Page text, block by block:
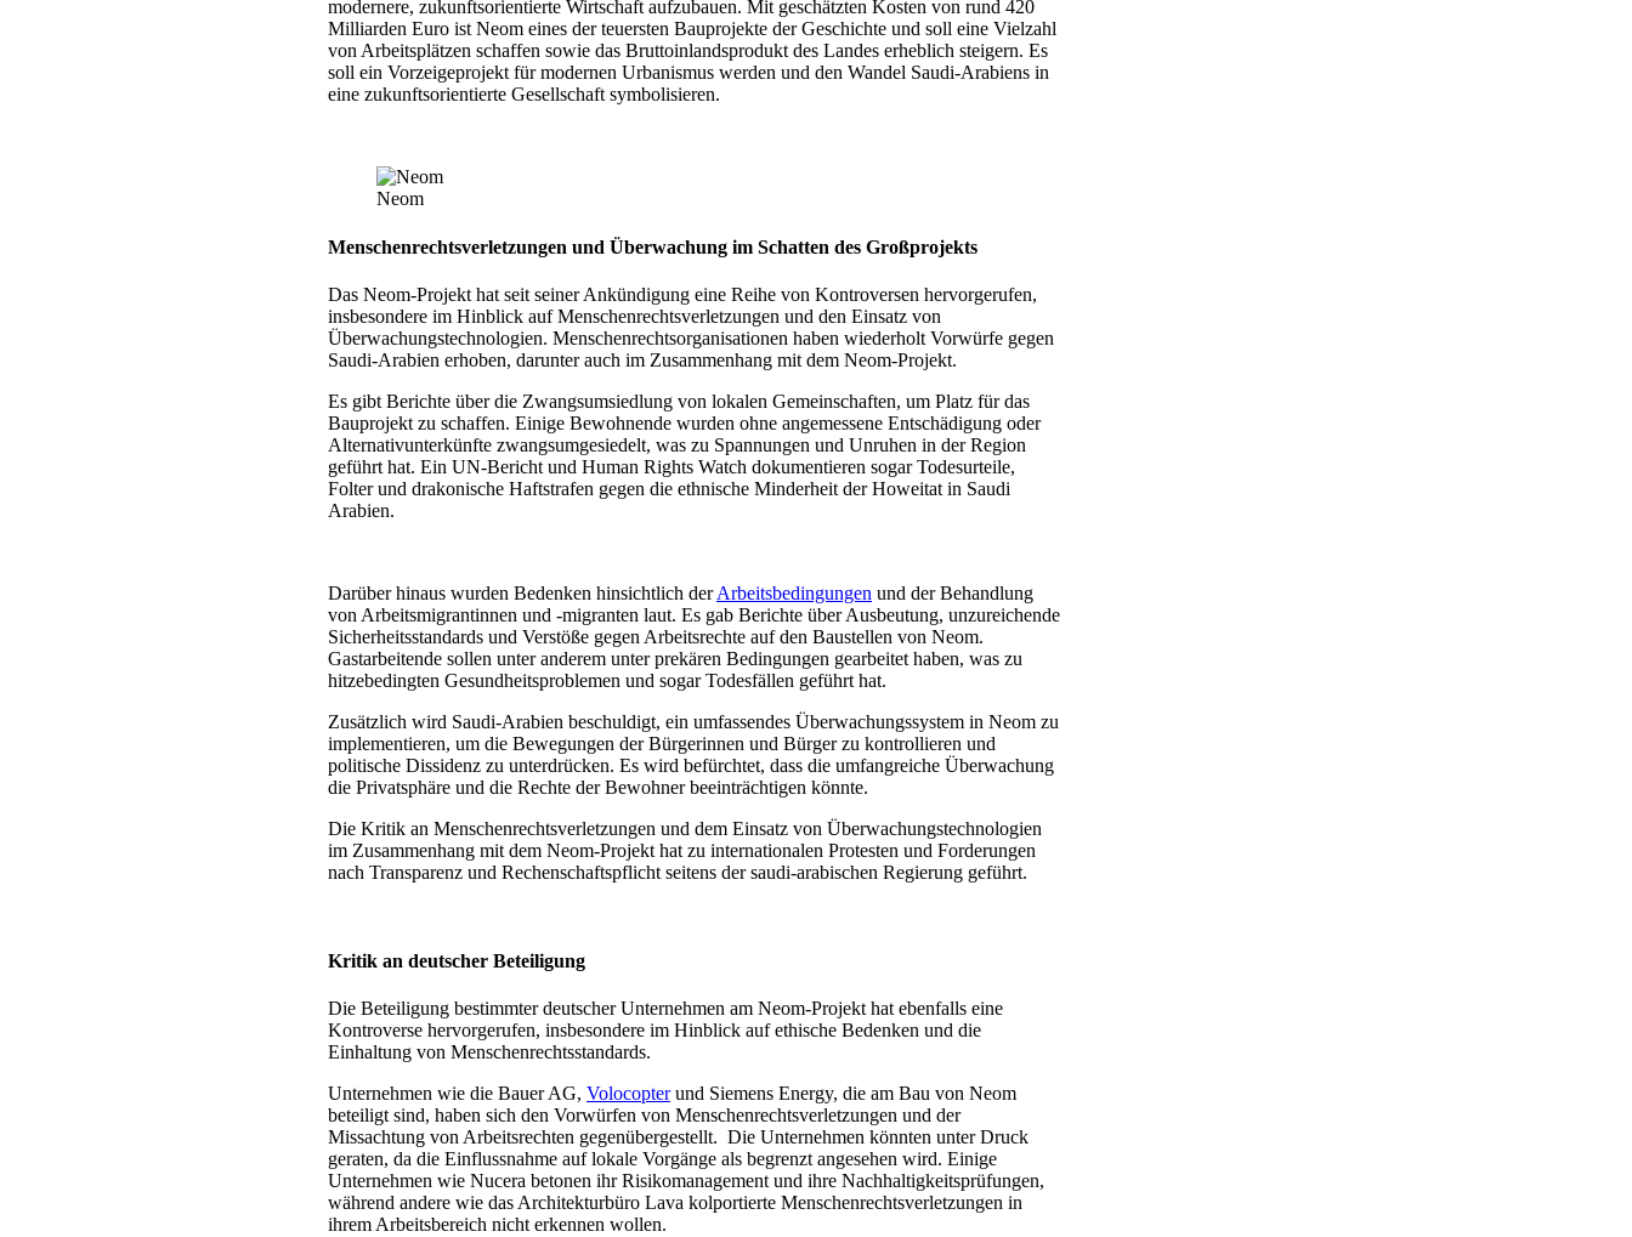
modernere, zukunftsorientierte Wirtschaft aufzubauen. Mit geschätzten Kosten von rund 420
Milliarden Euro ist Neom eines der teuersten Bauprojekte der Geschichte und soll eine Vielzahl
von Arbeitsplätzen schaffen sowie das Bruttoinlandsprodukt des Landes erheblich steigern. Es
soll ein Vorzeigeprojekt für modernen Urbanismus werden und den Wandel Saudi-Arabiens in
eine zukunftsorientierte Gesellschaft symbolisieren.
Neom
Menschenrechtsverletzungen und Überwachung im Schatten des Großprojekts
Das Neom-Projekt hat seit seiner Ankündigung eine Reihe von Kontroversen hervorgerufen,
insbesondere im Hinblick auf Menschenrechtsverletzungen und den Einsatz von
Überwachungstechnologien. Menschenrechtsorganisationen haben wiederholt Vorwürfe gegen
Saudi-Arabien erhoben, darunter auch im Zusammenhang mit dem Neom-Projekt.
Es gibt Berichte über die Zwangsumsiedlung von lokalen Gemeinschaften, um Platz für das
Bauprojekt zu schaffen. Einige Bewohnende wurden ohne angemessene Entschädigung oder
Alternativunterkünfte zwangsumgesiedelt, was zu Spannungen und Unruhen in der Region
geführt hat. Ein UN-Bericht und Human Rights Watch dokumentieren sogar Todesurteile,
Folter und drakonische Haftstrafen gegen die ethnische Minderheit der Howeitat in Saudi
Arabien.
Darüber hinaus wurden Bedenken hinsichtlich derArbeitsbedingungen und der Behandlung
von Arbeitsmigrantinnen und -migranten laut. Es gab Berichte über Ausbeutung, unzureichende
Sicherheitsstandards und Verstöße gegen Arbeitsrechte auf den Baustellen von Neom.
Gastarbeitende sollen unter anderem unter prekären Bedingungen gearbeitet haben, was zu
hitzebedingten Gesundheitsproblemen und sogar Todesfällen geführt hat.
Zusätzlich wird Saudi-Arabien beschuldigt, ein umfassendes Überwachungssystem in Neom zu
implementieren, um die Bewegungen der Bürgerinnen und Bürger zu kontrollieren und
politische Dissidenz zu unterdrücken. Es wird befürchtet, dass die umfangreiche Überwachung
die Privatsphäre und die Rechte der Bewohner beeinträchtigen könnte.
Die Kritik an Menschenrechtsverletzungen und dem Einsatz von Überwachungstechnologien
im Zusammenhang mit dem Neom-Projekt hat zu internationalen Protesten und Forderungen
nach Transparenz und Rechenschaftspflicht seitens der saudi-arabischen Regierung geführt.
Kritik an deutscher Beteiligung
Die Beteiligung bestimmter deutscher Unternehmen am Neom-Projekt hat ebenfalls eine
Kontroverse hervorgerufen, insbesondere im Hinblick auf ethische Bedenken und die
Einhaltung von Menschenrechtsstandards.
Unternehmen wie die Bauer AG, Volocopterund Siemens Energy, die am Bau von Neom
beteiligt sind, haben sich den Vorwürfen von Menschenrechtsverletzungen und der
Missachtung von Arbeitsrechten gegenübergestellt. Die Unternehmen könnten unter Druck
geraten, da die Einflussnahme auf lokale Vorgänge als begrenzt angesehen wird. Einige
Unternehmen wie Nucera betonen ihr Risikomanagement und ihre Nachhaltigkeitsprüfungen,
während andere wie das Architekturbüro Lava kolportierte Menschenrechtsverletzungen in
ihrem Arbeitsbereich nicht erkennen wollen.